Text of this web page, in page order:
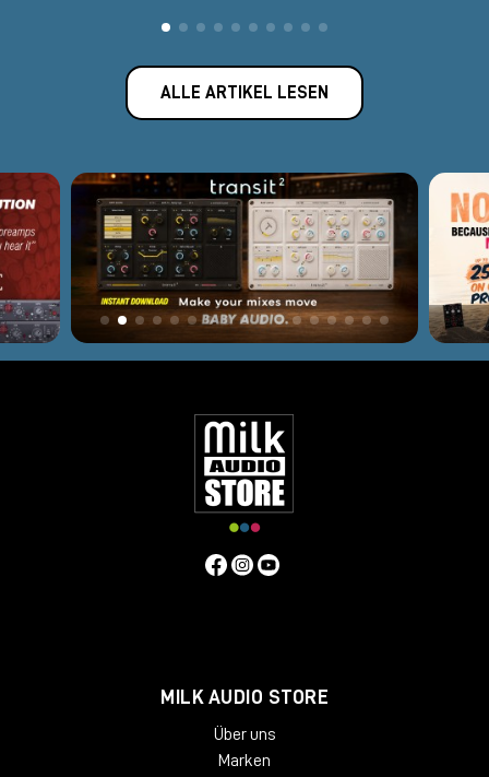
ALLE ARTIKEL LESEN
MILK AUDIO STORE
Über uns
Marken